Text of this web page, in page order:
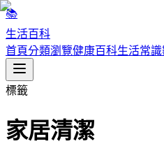
📚
生活百科
首頁分類瀏覽健康百科生活常識
標籤
家居清潔